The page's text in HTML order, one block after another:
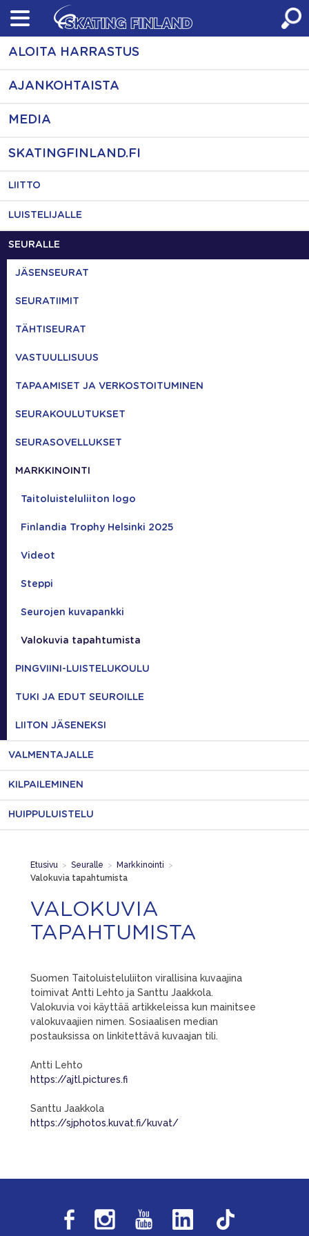
Skip
content
ALOITA HARRASTUS
AJANKOHTAISTA
MEDIA
SKATINGFINLAND.FI
LIITTO
LUISTELIJALLE
SEURALLE
JÄSENSEURAT
SEURATIIMIT
TÄHTISEURAT
VASTUULLISUUS
TAPAAMISET JA VERKOSTOITUMINEN
SEURAKOULUTUKSET
SEURASOVELLUKSET
MARKKINOINTI
Taitoluisteluliiton logo
Finlandia Trophy Helsinki 2025
Videot
Steppi
Seurojen kuvapankki
Valokuvia tapahtumista
PINGVIINI-LUISTELUKOULU
TUKI JA EDUT SEUROILLE
LIITON JÄSENEKSI
VALMENTAJALLE
KILPAILEMINEN
HUIPPULUISTELU
Etusivu > Seuralle > Markkinointi >
Valokuvia tapahtumista
VALOKUVIA
TAPAHTUMISTA
Suomen Taitoluisteluliiton virallisina kuvaajina
toimivat Antti Lehto ja Santtu Jaakkola.
Valokuvia voi käyttää artikkeleissa kun mainitsee
valokuvaajien nimen. Sosiaalisen median
postauksissa on linkitettävä kuvaajan tili.
Antti Lehto
https://ajtl.pictures.fi
Santtu Jaakkola
https://sjphotos.kuvat.fi/kuvat/